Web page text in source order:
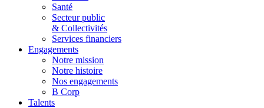
Santé
Secteur public
& Collectivités
Services financiers
Engagements
Notre mission
Notre histoire
Nos engagements
B Corp
Talents